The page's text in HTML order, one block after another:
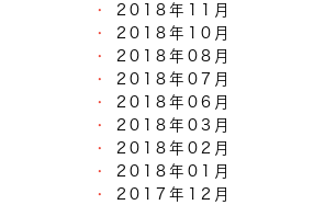
2018年11月
2018年10月
2018年08月
2018年07月
2018年06月
2018年03月
2018年02月
2018年01月
2017年12月